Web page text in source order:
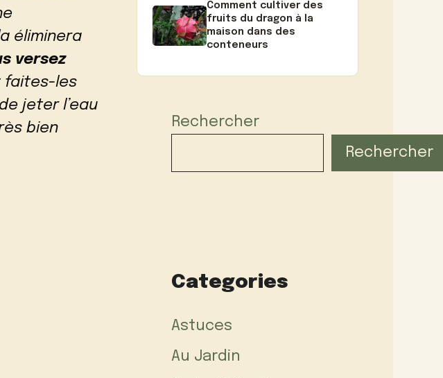
éliminera
versez
faites-les
jeter l’eau
bien
Comment cultiver des
fruits du dragon à la
maison dans des
conteneurs
Rechercher
Rechercher
Categories
Astuces
Au Jardin